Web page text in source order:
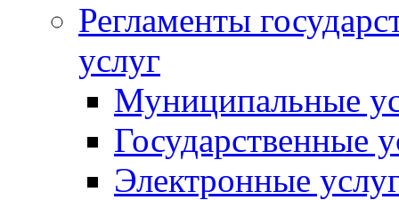
Регламенты
услуг
Муниципальные
Государственные
Электронные